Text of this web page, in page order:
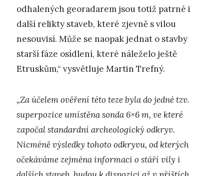
odhalených georadarem jsou totiž patrné i
další relikty staveb, které zjevně s vilou
nesouvisí. Může se naopak jednat o stavby
starší fáze osídlení, které náleželo ještě
Etruskům,“ vysvětluje Martin Trefný.
„Za účelem ověření této teze byla do jedné tzv.
superpozice umístěna sonda 6×6 m, ve které
započal standardní archeologický odkryv.
Nicméně výsledky tohoto odkryvu, od kterých
očekáváme zejména informaci o stáří vily i